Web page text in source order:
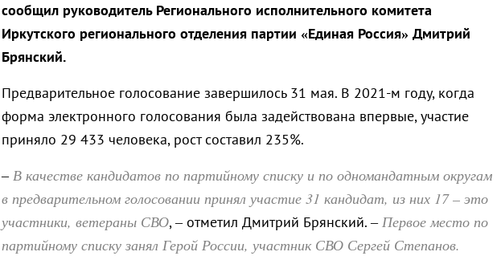
сообщил руководитель Регионального исполнительного комитета
Иркутского регионального отделения партии «Единая Россия» Дмитрий
Брянский.
Предварительное голосование завершилось 31 мая. В 2021-м году, когда
форма электронного голосования была задействована впервые, участие
приняло 29 433 человека, рост составил 235%.
–В качестве кандидатов по партийному списку и по одномандатным округам
в предварительном голосовании принял участие 31 кандидат, из них 17 – это
участники, ветераны СВО, – отметил Дмитрий Брянский. –Первое место по
партийному списку занял Герой России, участник СВО Сергей Степанов.